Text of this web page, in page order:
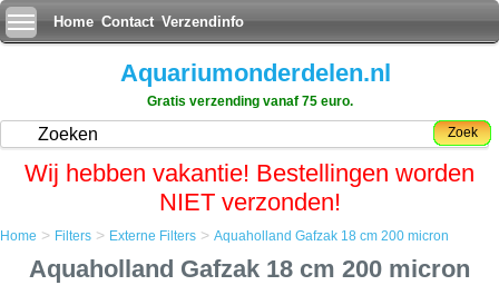
Home Contact Verzendinfo
Aquariumonderdelen.nl
Gratis verzending vanaf 75 euro.
Zoek
Wij hebben vakantie! Bestellingen worden
NIET verzonden!
Filters
Home > Filters > Externe Filters > Aquaholland Gafzak 18 cm 200 micron
Aquaholland Gafzak 18 cm 200 micron